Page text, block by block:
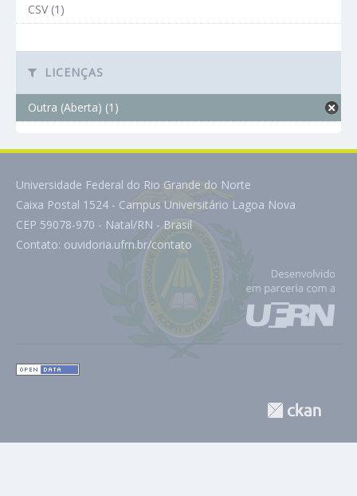
CSV (1)
LICENÇAS
Outra (Aberta) (1)
Universidade Federal do Rio Grande do Norte
Caixa Postal 1524 - Campus Universitário Lagoa Nova
CEP 59078-970 - Natal/RN - Brasil
Contato: ouvidoria.ufrn.br/contato